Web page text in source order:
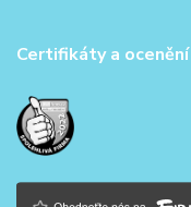
Certifikáty a ocenění